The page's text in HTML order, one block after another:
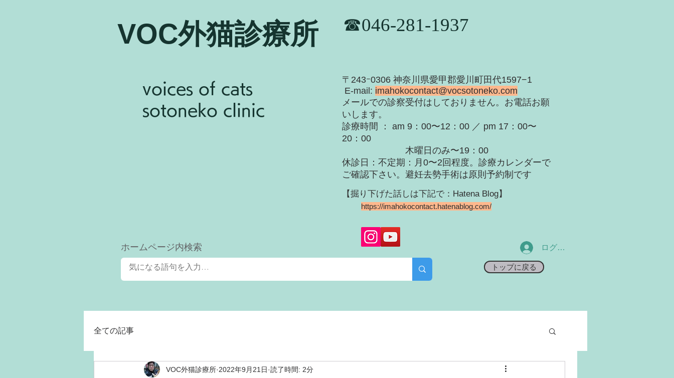
VOC外猫診療所 ​☎046-281-1937
voices of cats
sotoneko clinic
​〒243ｰ0306 神奈川県愛甲郡愛川町田代1597−1
E-mail: imahokocontact@vocsotoneko.com
​メールでの診察受付はしておりません。お電話お願
いします。
診療時間 ： am 9：00〜12：00 ／ pm 17：00〜
20：00
木曜日のみ〜19：00
休診日：不定期：月0〜2回程度。診療カレンダーで
ご確認下さい。 ​避妊去勢手術は原則予約制です
【掘り下げた話しは下記で：Hatena Blog】
https://imahokocontact.hatenablog.com/
​ホームページ内検索 ログイン
トップに戻る
全ての記事
VOC外猫診療所 2022年9月21日 読了時間: 2分